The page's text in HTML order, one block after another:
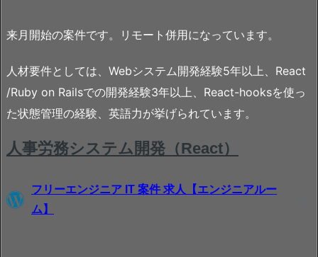
来月開始の案件です。リモート併用になっています。
人材要件としては、Webシステム開発経験5年以上、React
/Ruby on Railsでの開発経験3年以上、React-hooksを使っ
た状態管理の経験、英語力が挙げられています。